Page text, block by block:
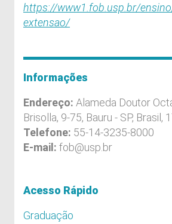
https://www1.fob.usp.br/
extensao/
Informações
Endereço: Alameda Doutor
Brisolla, 9-75, Bauru - SP, Brasil,
Telefone: 55-14-3235-8000
E-mail: fob@usp.br
Acesso Rápido
Graduação